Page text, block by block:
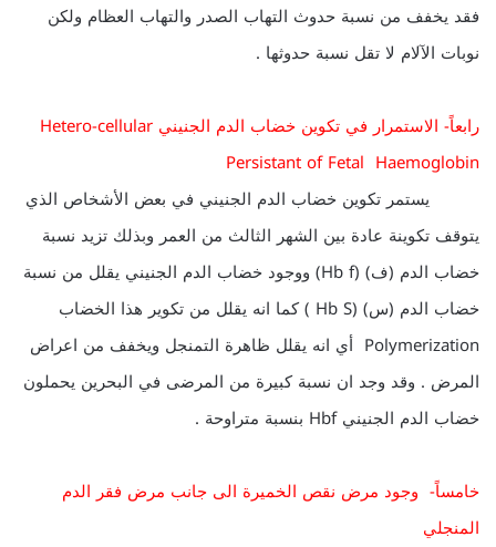
فقد يخفف من نسبة حدوث التهاب الصدر والتهاب العظام ولكن
نوبات الآلام لا تقل نسبة حدوثها .
رابعاً- الاستمرار في تكوين خضاب الدم الجنيني Hetero-cellular
Persistant of Fetal Haemoglobin
يستمر تكوين خضاب الدم الجنيني في بعض الأشخاص الذي
يتوقف تكوينة عادة بين الشهر الثالث من العمر وبذلك تزيد نسبة
خضاب الدم (ف) (Hb f) ووجود خضاب الدم الجنيني يقلل من نسبة
خضاب الدم (س) (Hb S ) كما انه يقلل من تكوير هذا الخضاب
Polymerization أي انه يقلل ظاهرة التمنجل ويخفف من اعراض
المرض . وقد وجد ان نسبة كبيرة من المرضى في البحرين يحملون
خضاب الدم الجنيني Hbf بنسبة متراوحة .
خامساً- وجود مرض نقص الخميرة الى جانب مرض فقر الدم
المنجلي